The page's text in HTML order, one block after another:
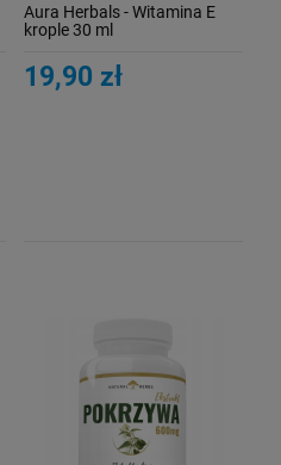
Aura Herbals - Witamina E
krople 30 ml
19,90 zł